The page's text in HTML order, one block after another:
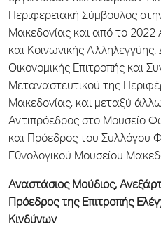
Περιφερειακή Σύμβουλος
Μακεδονίας και από το 2022
και Κοινωνικής Αλληλεγγύης.
Οικονομικής Επιτροπής και
Μεταναστευτικού της
Μακεδονίας, και μεταξύ
Αντιπρόεδρος στο Μουσείο
και Πρόεδρος του Συλλόγου
Εθνολογικού Μουσείου
Αναστάσιος Μούδιος,
Πρόεδρος της Επιτροπής
Κινδύνων